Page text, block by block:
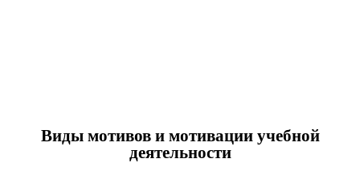
Виды мотивов и мотивации учебной
деятельности